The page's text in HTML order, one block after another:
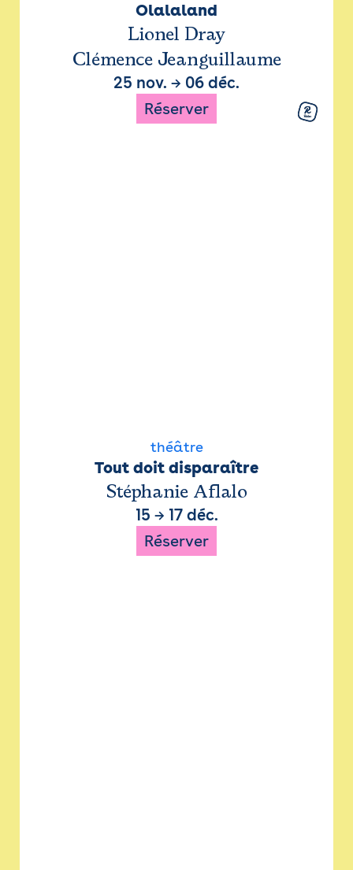
Olalaland
Lionel Dray
Clémence Jeanguillaume
25 nov. → 06 déc.
Réserver
théâtre
Tout doit disparaître
Stéphanie Aflalo
15 → 17 déc.
Réserver